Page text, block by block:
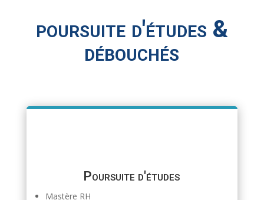
poursuite d'études &
débouchés
Poursuite d'études
Mastère RH